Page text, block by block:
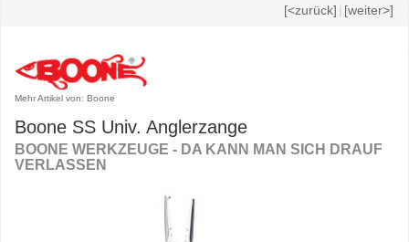
[<zurück] | [weiter>]
Mehr Artikel von: Boone
Boone SS Univ. Anglerzange
BOONE WERKZEUGE - DA KANN MAN SICH DRAUF
VERLASSEN